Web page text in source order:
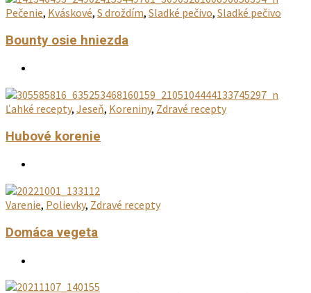
Pečenie, Kváskové, S droždím, Sladké pečivo, Sladké pečivo
Bounty osie hniezda
Ľahké recepty, Jeseň, Koreniny, Zdravé recepty
Hubové korenie
Varenie, Polievky, Zdravé recepty
Domáca vegeta